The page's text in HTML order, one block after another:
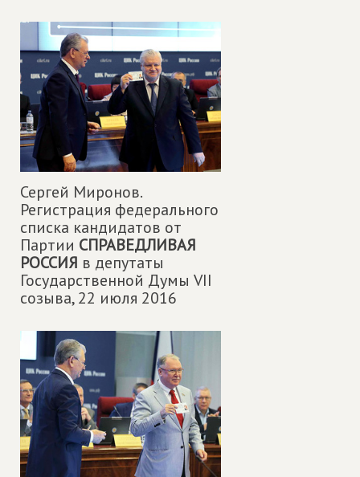
Сергей Миронов.
Регистрация федерального
списка кандидатов от
Партии СПРАВЕДЛИВАЯ
РОССИЯ в депутаты
Государственной Думы VII
созыва,22 июля 2016